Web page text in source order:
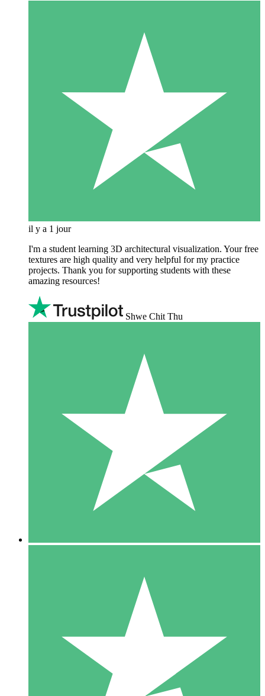
il y a 1 jour
I'm a student learning 3D architectural visualization. Your free
textures are high quality and very helpful for my practice
projects. Thank you for supporting students with these
amazing resources!
Shwe Chit Thu